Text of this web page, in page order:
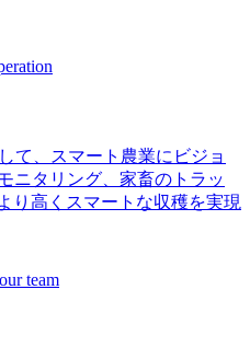
て、スマート農業にビジョ
ニタリング、家畜のトラッ
り高くスマートな収穫を実現